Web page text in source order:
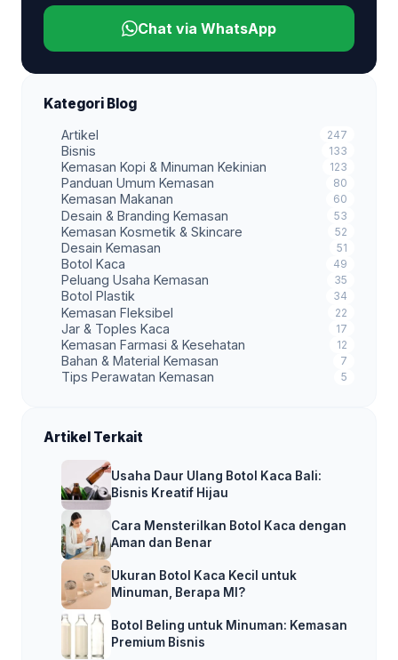
Chat via WhatsApp
Kategori Blog
Artikel 247
Bisnis 133
Kemasan Kopi & Minuman Kekinian 123
Panduan Umum Kemasan 80
Kemasan Makanan 60
Desain & Branding Kemasan 53
Kemasan Kosmetik & Skincare 52
Desain Kemasan 51
Botol Kaca 49
Peluang Usaha Kemasan 35
Botol Plastik 34
Kemasan Fleksibel 22
Jar & Toples Kaca 17
Kemasan Farmasi & Kesehatan 12
Bahan & Material Kemasan 7
Tips Perawatan Kemasan 5
Artikel Terkait
Usaha Daur Ulang Botol Kaca Bali:
Bisnis Kreatif Hijau
Cara Mensterilkan Botol Kaca dengan
Aman dan Benar
Ukuran Botol Kaca Kecil untuk
Minuman, Berapa Ml?
Botol Beling untuk Minuman: Kemasan
Premium Bisnis